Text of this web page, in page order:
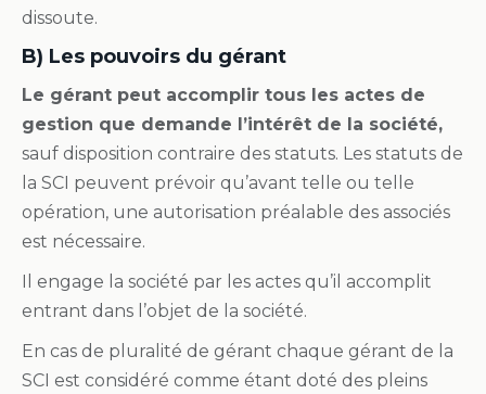
dissoute.
B) Les pouvoirs du gérant
Le gérant peut accomplir tous les actes de
gestion que demande l’intérêt de la société,
sauf disposition contraire des statuts. Les statuts de
la SCI peuvent prévoir qu’avant telle ou telle
opération, une autorisation préalable des associés
est nécessaire.
Il engage la société par les actes qu’il accomplit
entrant dans l’objet de la société.
En cas de pluralité de gérant chaque gérant de la
SCI est considéré comme étant doté des pleins